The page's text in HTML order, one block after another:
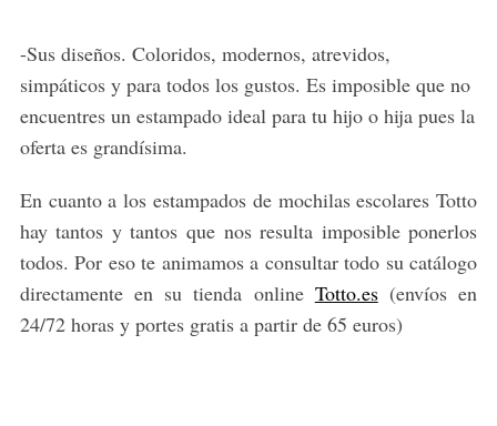
-Sus diseños. Coloridos, modernos, atrevidos,
simpáticos y para todos los gustos. Es imposible que no
encuentres un estampado ideal para tu hijo o hija pues la
oferta es grandísima.
En cuanto a los estampados de mochilas escolares Totto
hay tantos y tantos que nos resulta imposible ponerlos
todos. Por eso te animamos a consultar todo su catálogo
directamente en su tienda online Totto.es(envíos en
24/72 horas y portes gratis a partir de 65 euros)